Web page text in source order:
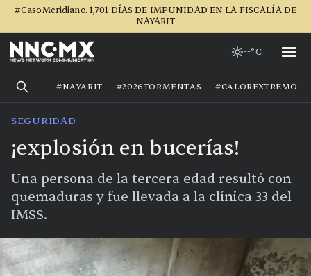
#CasoMeridiano. 1,701 DÍAS DE IMPUNIDAD EN LA FISCALÍA DE
NAYARIT
--°C
#NAYARIT #2026TORMENTAS #CALOREXTREMO
SEGURIDAD
¡explosión en bucerías!
Una persona de la tercera edad resultó con
quemaduras y fue llevada a la clínica 33 del
IMSS.